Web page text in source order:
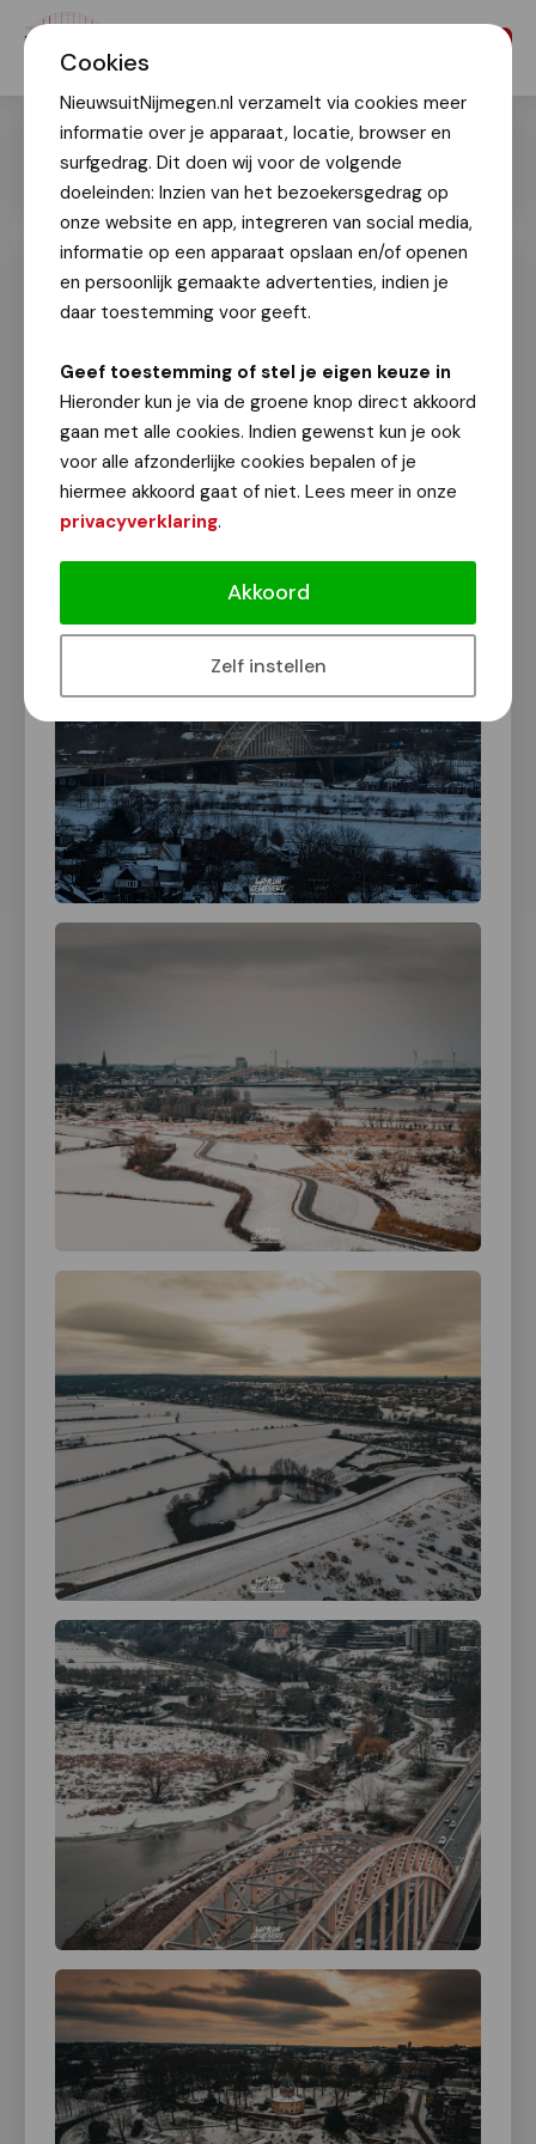
Cookies
NieuwsuitNijmegen.nl verzamelt via cookies meer
informatie over je apparaat, locatie, browser en
surfgedrag. Dit doen wij voor de volgende
doeleinden: Inzien van het bezoekersgedrag op
onze website en app, integreren van social media,
informatie op een apparaat opslaan en/of openen
en persoonlijk gemaakte advertenties, indien je
daar toestemming voor geeft.
Geef toestemming of stel je eigen keuze in
Hieronder kun je via de groene knop direct akkoord
gaan met alle cookies. Indien gewenst kun je ook
voor alle afzonderlijke cookies bepalen of je
hiermee akkoord gaat of niet. Lees meer in onze
privacyverklaring.
Akkoord
Zelf instellen
Mooi Nijmegen! Onze stad in de
sneeuw
Dronefotograaf Waylon Geulebertmaakte ook
deze mooie beelden van een besneeuwd Nijmegen.
Klik op een foto voor vergrote weergave